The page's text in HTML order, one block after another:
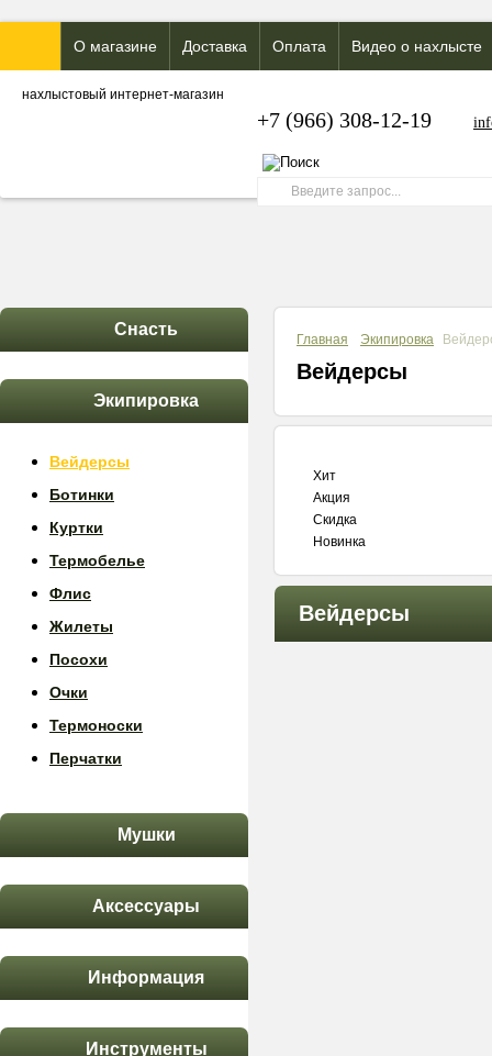
О магазине Доставка Оплата Видео о нахлысте
нахлыстовый интернет-магазин
+7 (966) 308-12-19
Снасть
Экипировка
Вейдерсы
Ботинки
Куртки
Термобелье
Флис
Жилеты
Посохи
Очки
Термоноски
Перчатки
Мушки
Аксессуары
Информация
Инструменты
Главная Экипировка
Вейдерсы
Хит
Акция
Скидка
Новинка
Вейдерсы